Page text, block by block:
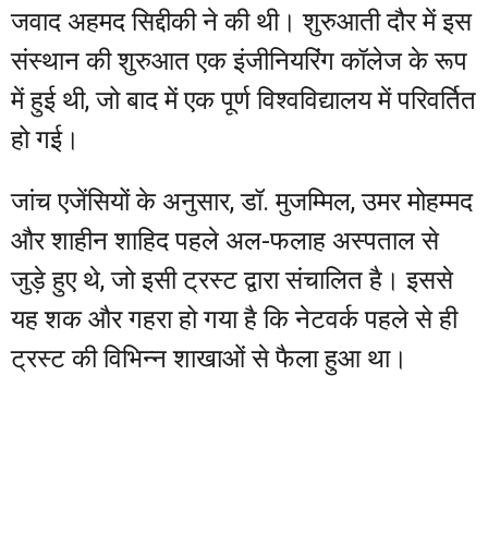
जवाद अहमद सिद्दीकी ने की थी। शुरुआती दौर में इस
संस्थान की शुरुआत एक इंजीनियरिंग कॉलेज के रूप
में हुई थी, जो बाद में एक पूर्ण विश्वविद्यालय में परिवर्तित
हो गई।
जांच एजेंसियों के अनुसार, डॉ. मुजम्मिल, उमर मोहम्मद
और शाहीन शाहिद पहले अल-फलाह अस्पताल से
जुड़े हुए थे, जो इसी ट्रस्ट द्वारा संचालित है। इससे
यह शक और गहरा हो गया है कि नेटवर्क पहले से ही
ट्रस्ट की विभिन्न शाखाओं से फैला हुआ था।